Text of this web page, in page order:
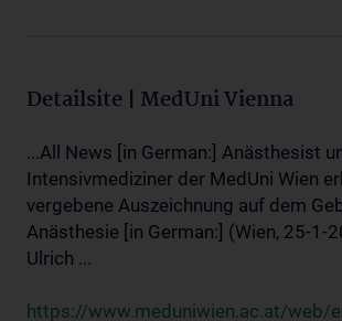
Detailsite | MedUni Vienna
...All News [in German:] Anästhesist
Intensivmediziner der MedUni Wien
vergebene Auszeichnung auf dem
Anästhesie [in German:] (Wien, 25-1-
Ulrich ...
https://www.meduniwien.ac.at/web/